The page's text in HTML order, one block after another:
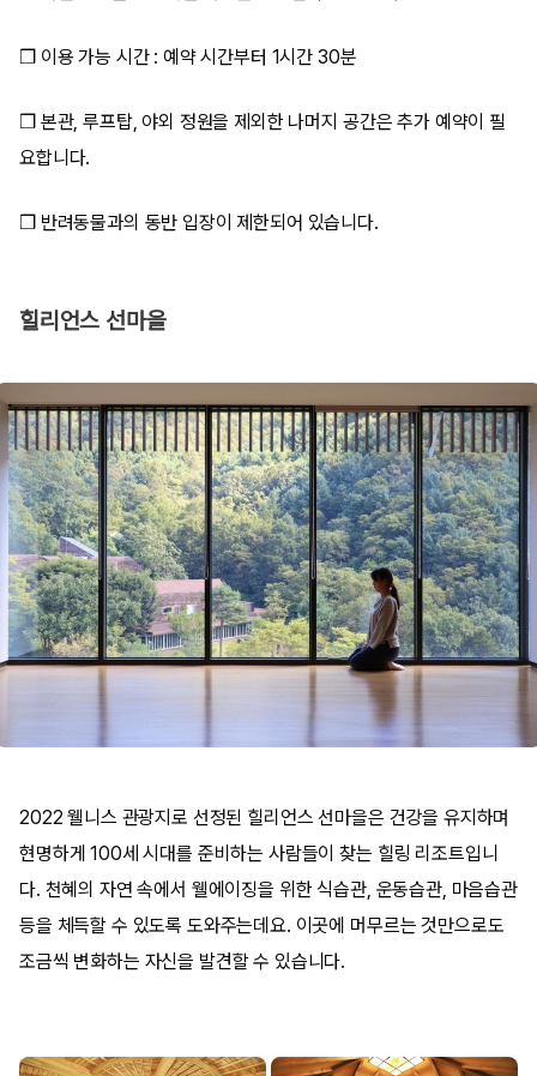
❒ 이용 가능 시간 : 예약 시간부터 1시간 30분
❒ 본관, 루프탑, 야외 정원을 제외한 나머지 공간은 추가 예약이 필
요합니다.
❒ 반려동물과의 동반 입장이 제한되어 있습니다.
힐리언스 선마을
2022 웰니스 관광지로 선정된 힐리언스 선마을은 건강을 유지하며
현명하게 100세 시대를 준비하는 사람들이 찾는 힐링 리조트입니
다. 천혜의 자연 속에서 웰에이징을 위한 식습관, 운동습관, 마음습관
등을 체득할 수 있도록 도와주는데요. 이곳에 머무르는 것만으로도
조금씩 변화하는 자신을 발견할 수 있습니다.